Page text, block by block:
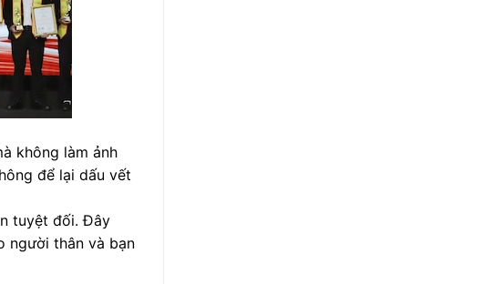
không làm ảnh
để lại dấu vết
tuyệt đối. Đây
người thân và bạn